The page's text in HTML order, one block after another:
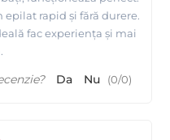
epilat rapid și fără durere.
fac experiența și mai
Da Nu (0/0)